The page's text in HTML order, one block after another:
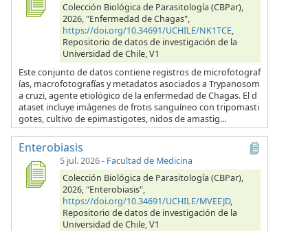
Colección Biológica de Parasitología (CBPar),
2026, "Enfermedad de Chagas",
https://doi.org/10.34691/UCHILE/NK1TCE,
Repositorio de datos de investigación de la
Universidad de Chile, V1
Este conjunto de datos contiene registros de microfotograf
ías, macrofotografías y metadatos asociados a Trypanosom
a cruzi, agente etiológico de la enfermedad de Chagas. El d
ataset incluye imágenes de frotis sanguíneo con tripomasti
gotes, cultivo de epimastigotes, nidos de amastig...
Enterobiasis
5 jul. 2026- Facultad de Medicina
Colección Biológica de Parasitología (CBPar),
2026, "Enterobiasis",
https://doi.org/10.34691/UCHILE/MVEEJD,
Repositorio de datos de investigación de la
Universidad de Chile, V1